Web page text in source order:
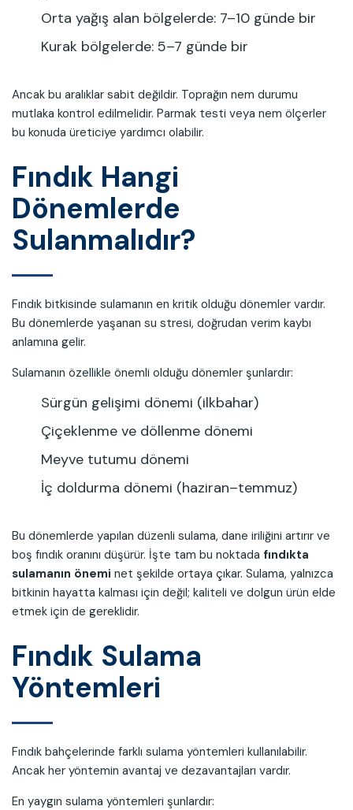
Orta yağış alan bölgelerde: 7–10 günde bir
Kurak bölgelerde: 5–7 günde bir
Ancak bu aralıklar sabit değildir. Toprağın nem durumu
mutlaka kontrol edilmelidir. Parmak testi veya nem ölçerler
bu konuda üreticiye yardımcı olabilir.
Fındık Hangi
Dönemlerde
Sulanmalıdır?
Fındık bitkisinde sulamanın en kritik olduğu dönemler vardır.
Bu dönemlerde yaşanan su stresi, doğrudan verim kaybı
anlamına gelir.
Sulamanın özellikle önemli olduğu dönemler şunlardır:
Sürgün gelişimi dönemi (ilkbahar)
Çiçeklenme ve döllenme dönemi
Meyve tutumu dönemi
İç doldurma dönemi (haziran–temmuz)
Bu dönemlerde yapılan düzenli sulama, dane iriliğini artırır ve
boş fındık oranını düşürür. İşte tam bu noktada fındıkta
sulamanın önemi net şekilde ortaya çıkar. Sulama, yalnızca
bitkinin hayatta kalması için değil; kaliteli ve dolgun ürün elde
etmek için de gereklidir.
Fındık Sulama
Yöntemleri
Fındık bahçelerinde farklı sulama yöntemleri kullanılabilir.
Ancak her yöntemin avantaj ve dezavantajları vardır.
En yaygın sulama yöntemleri şunlardır: